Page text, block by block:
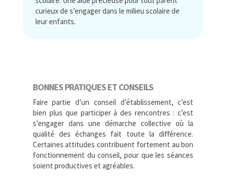
curieux de s’engager dans le milieu scolaire de
leur enfants.
BONNES PRATIQUES ET CONSEILS
Faire partie d’un conseil d’établissement, c’est
bien plus que participer à des rencontres : c’est
s’engager dans une démarche collective où la
qualité des échanges fait toute la diﬀérence.
Certaines attitudes contribuent fortement au bon
fonctionnement du conseil, pour que les séances
soient productives et agréables.